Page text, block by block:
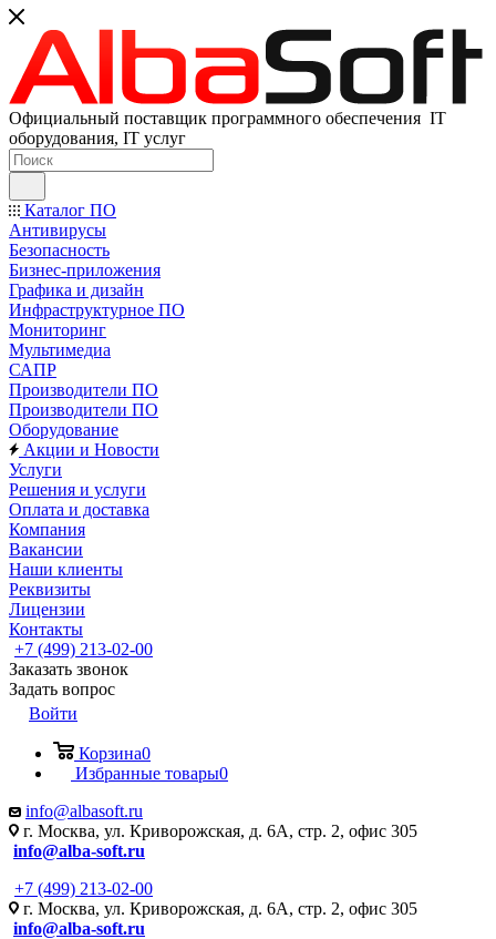
Официальный поставщик программного обеспечения IT
оборудования, IT услуг
Каталог ПО
Антивирусы
Безопасность
Бизнес-приложения
Графика и дизайн
Инфраструктурное ПО
Мониторинг
Мультимедиа
САПР
Производители ПО
Производители ПО
Оборудование
Акции и Новости
Услуги
Решения и услуги
Оплата и доставка
Компания
Вакансии
Наши клиенты
Реквизиты
Лицензии
Контакты
+7 (499) 213-02-00
Заказать звонок
Задать вопрос
Войти
Корзина0
Избранные товары0
info@albasoft.ru
г. Москва, ул. Криворожская, д. 6А, стр. 2, офис 305
info@alba-soft.ru
+7 (499) 213-02-00
г. Москва, ул. Криворожская, д. 6А, стр. 2, офис 305
info@alba-soft.ru